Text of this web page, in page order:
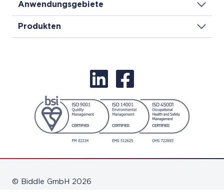
Anwendungsgebiete
Produkten
© Biddle GmbH 2026